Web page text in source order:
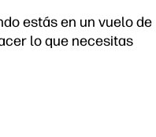
estás en un vuelo de
lo que necesitas